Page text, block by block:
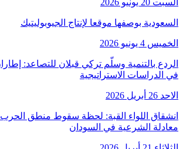
السعودية بوصفها موقعا لإنتاج الجيوبوليتيك
الخميس 4 يونيو 2026
الردع بالتنمية وسلّم تركي قبلان للتصاعد:
في الدراسات الاستراتيجية
الاحد 26 أبريل 2026
انشقاق اللواء القبة: لحظة سقوط منطق الحرب
معادلة الشرعية في السودان